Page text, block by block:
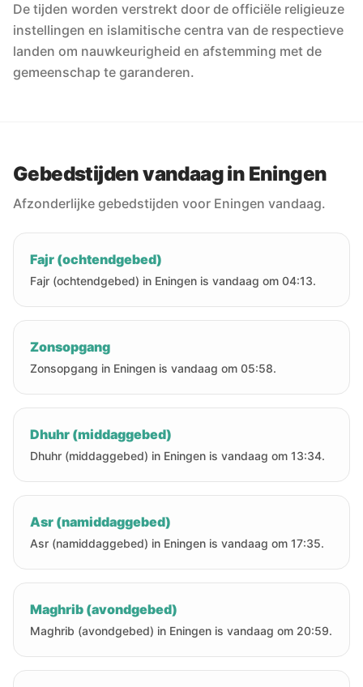
De tijden worden verstrekt door de officiële religieuze
instellingen en islamitische centra van de respectieve
landen om nauwkeurigheid en afstemming met de
gemeenschap te garanderen.
Gebedstijden vandaag in Eningen
Afzonderlijke gebedstijden voor Eningen vandaag.
Fajr (ochtendgebed)
Fajr (ochtendgebed) in Eningen is vandaag om 04:13.
Zonsopgang
Zonsopgang in Eningen is vandaag om 05:58.
Dhuhr (middaggebed)
Dhuhr (middaggebed) in Eningen is vandaag om 13:34.
Asr (namiddaggebed)
Asr (namiddaggebed) in Eningen is vandaag om 17:35.
Maghrib (avondgebed)
Maghrib (avondgebed) in Eningen is vandaag om 20:59.